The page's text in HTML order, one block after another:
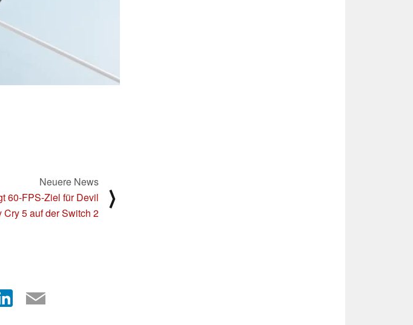
Neuere News
60-FPS-Ziel für Devil
Cry 5 auf der Switch 2
⟩